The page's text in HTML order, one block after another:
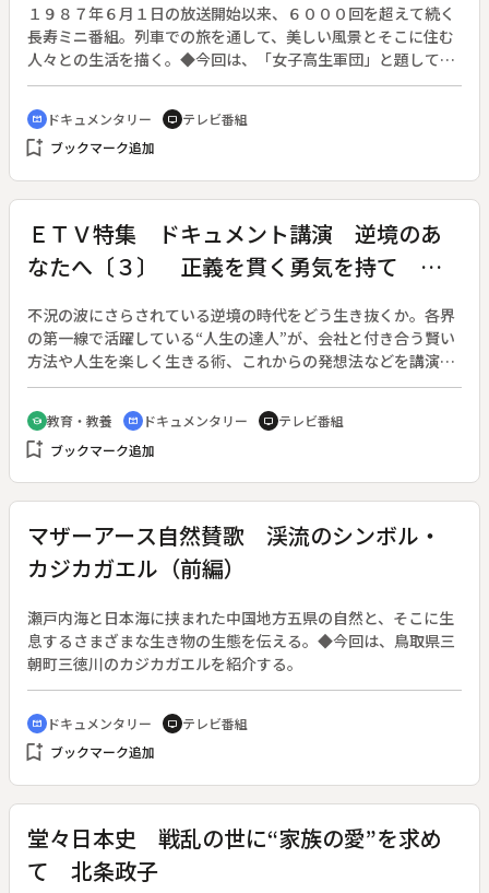
１９８７年６月１日の放送開始以来、６０００回を超えて続く
長寿ミニ番組。列車での旅を通して、美しい風景とそこに住む
人々との生活を描く。◆今回は、「女子高生軍団」と題して、
フランス・ピレネー山脈への旅（ペルピニャン・モン・ルイ）
を紹介する。
cinematic_blur ドキュメンタリー tv テレビ番組
bookmark_add ブックマーク追加
ＥＴＶ特集 ドキュメント講演 逆境のあ
なたへ〔３〕 正義を貫く勇気を持て ～
不況の波にさらされている逆境の時代をどう生き抜くか。各界
の第一線で活躍している“人生の達人”が、会社と付き合う賢い
方法や人生を楽しく生きる術、これからの発想法などを講演ス
タイルで指南する。（７月６日～９日、全４回）◆第３回は作
家の安部譲二氏。作家デビュー前、さまざまな職業を経験して
きた安部氏が常に心がけていたのは「馴れ合いの関係に溺れな
い」ということだった。「徒党を組むのをやめ、個人としての
部氏の信念は、個人の能力がより問われるようになった現代に
こそ生きる。
school 教育・教養 cinematic_blur ドキュメンタリー tv テレビ番組
bookmark_add ブックマーク追加
マザーアース自然賛歌 渓流のシンボル・
カジカガエル（前編）
瀬戸内海と日本海に挟まれた中国地方五県の自然と、そこに生
息するさまざまな生き物の生態を伝える。◆今回は、鳥取県三
朝町三徳川のカジカガエルを紹介する。
cinematic_blur ドキュメンタリー tv テレビ番組
bookmark_add ブックマーク追加
堂々日本史 戦乱の世に“家族の愛”を求め
て 北条政子